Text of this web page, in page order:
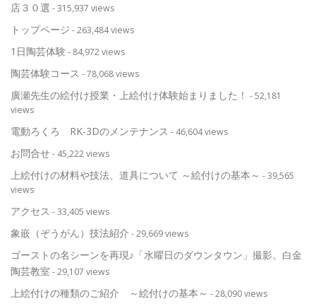
店３０選 - 315,937 views
トップページ - 263,484 views
1日陶芸体験 - 84,972 views
陶芸体験コース - 78,068 views
廣瀬先生の絵付け授業・上絵付け体験始まりました！ - 52,181
views
電動ろくろ RK-3Dのメンテナンス - 46,604 views
お問合せ- 45,222 views
上絵付けの材料や技法、道具について ～絵付けの基本～ - 39,565
views
アクセス - 33,405 views
象嵌（ぞうがん）技法紹介 - 29,669 views
ゴーストの名シーンを再現♪「水曜日のダウンタウン」撮影。白金
陶芸教室 - 29,107 views
上絵付けの種類のご紹介 ～絵付けの基本～ - 28,090 views